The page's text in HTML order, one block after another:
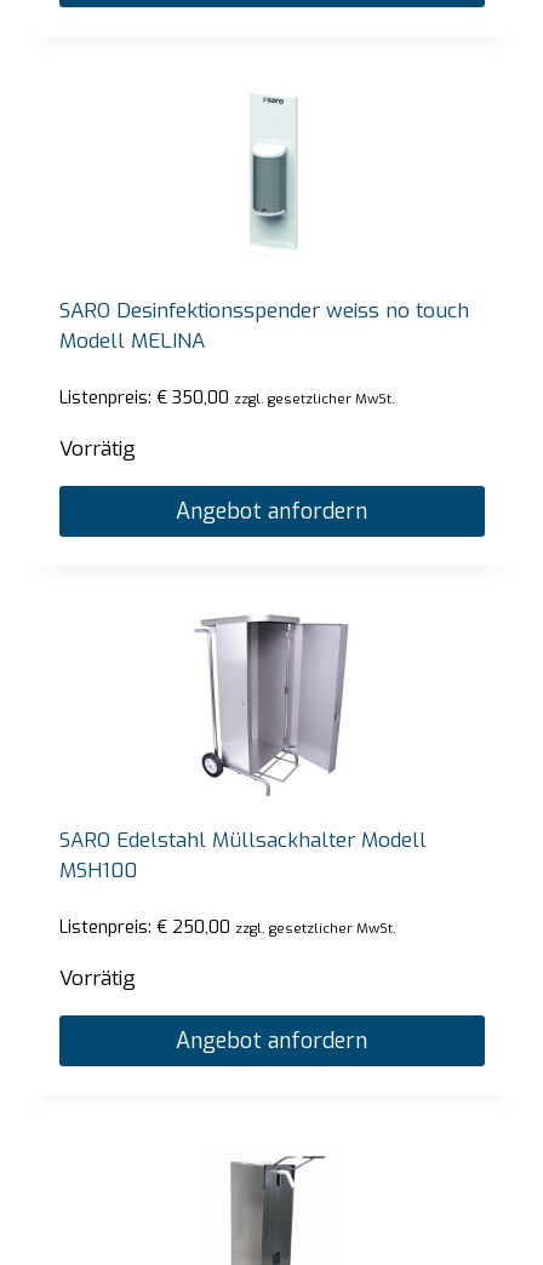
SARO Desinfektionsspender weiss no touch
Modell MELINA
Listenpreis: €350,00 zzgl. gesetzlicher MwSt.
Vorrätig
Angebot anfordern
SARO Edelstahl Müllsackhalter Modell
MSH100
Listenpreis: €250,00 zzgl. gesetzlicher MwSt.
Vorrätig
Angebot anfordern